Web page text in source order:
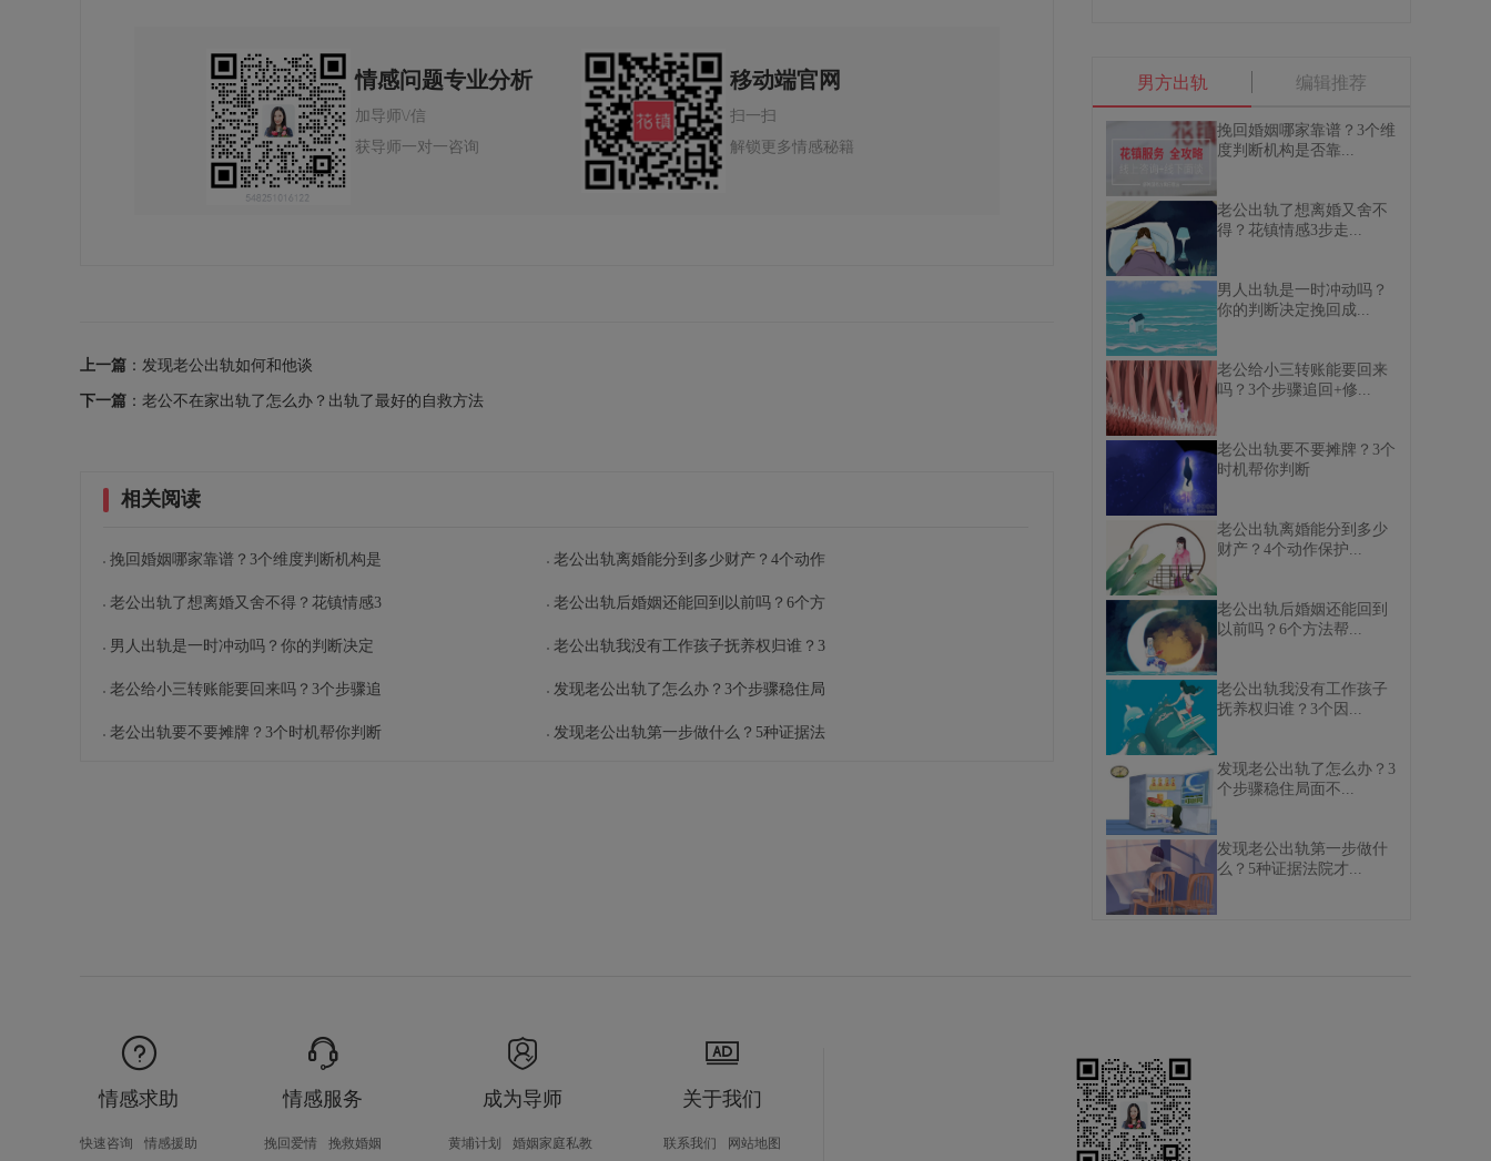
情感问题专业分析
加导师\/信
获导师一对一咨询
移动端官网
扫一扫
解锁更多情感秘籍
上一篇 ：发现老公出轨如何和他谈
下一篇 ：老公不在家出轨了怎么办？出轨了最好的自救方法
相关阅读
挽回婚姻哪家靠谱？3个维度判断机构是
老公出轨了想离婚又舍不得？花镇情感3
男人出轨是一时冲动吗？你的判断决定
老公给小三转账能要回来吗？3个步骤追
老公出轨要不要摊牌？3个时机帮你判断
老公出轨离婚能分到多少财产？4个动作
老公出轨后婚姻还能回到以前吗？6个方
老公出轨我没有工作孩子抚养权归谁？3
发现老公出轨了怎么办？3个步骤稳住局
发现老公出轨第一步做什么？5种证据法
男方出轨 编辑推荐
挽回婚姻哪家靠谱？3个维
度判断机构是否靠...
老公出轨了想离婚又舍不
得？花镇情感3步走...
男人出轨是一时冲动吗？
你的判断决定挽回成...
老公给小三转账能要回来
吗？3个步骤追回+修...
老公出轨要不要摊牌？3个
时机帮你判断
老公出轨离婚能分到多少
财产？4个动作保护...
老公出轨后婚姻还能回到
以前吗？6个方法帮...
老公出轨我没有工作孩子
抚养权归谁？3个因...
发现老公出轨了怎么办？3
个步骤稳住局面不...
发现老公出轨第一步做什
么？5种证据法院才...
情感求助
快速咨询 情感援助
情感服务
挽回爱情 挽救婚姻
成为导师
黄埔计划 婚姻家庭私教
关于我们
联系我们 网站地图